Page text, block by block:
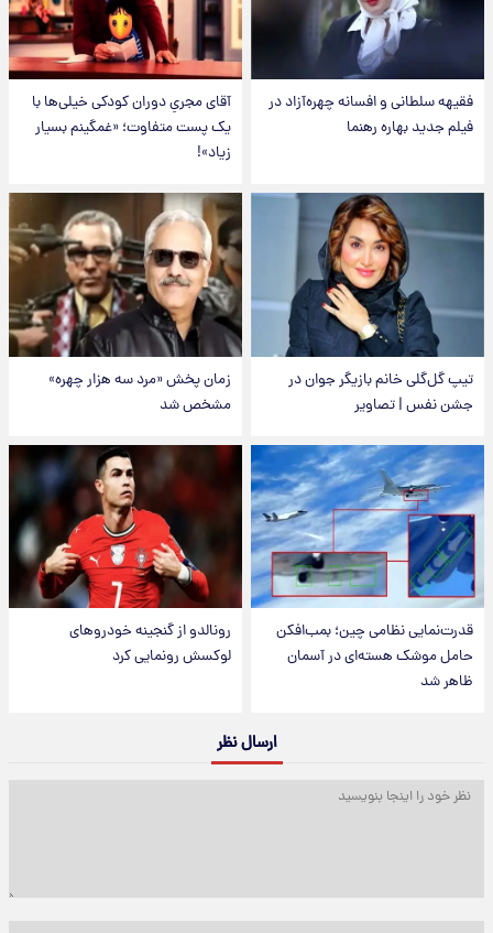
فقیهه سلطانی و افسانه چهره‌آزاد در
فیلم جدید بهاره رهنما
آقای مجریِ دوران کودکی خیلی‌ها با
یک پست متفاوت؛ «غمگینم بسیار
زیاد»!
تیپ گل‌گلی خانم بازیگر جوان در
جشن نفس | تصاویر
زمان پخش «مرد سه هزار چهره»
مشخص شد
قدرت‌نمایی نظامی چین؛ بمب‌افکن
حامل موشک هسته‌ای در آسمان
ظاهر شد
رونالدو از گنجینه خودروهای
لوکسش رونمایی کرد
ارسال نظر